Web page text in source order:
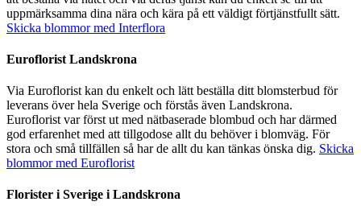
uppmärksamma dina nära och kära på ett väldigt förtjänstfullt sätt.
Skicka blommor med Interflora
Euroflorist Landskrona
Via Euroflorist kan du enkelt och lätt beställa ditt blomsterbud för
leverans över hela Sverige och förstås även Landskrona.
Euroflorist var först ut med nätbaserade blombud och har därmed
god erfarenhet med att tillgodose allt du behöver i blomväg. För
stora och små tillfällen så har de allt du kan tänkas önska dig. Skicka
blommor med Euroflorist
Florister i Sverige i Landskrona